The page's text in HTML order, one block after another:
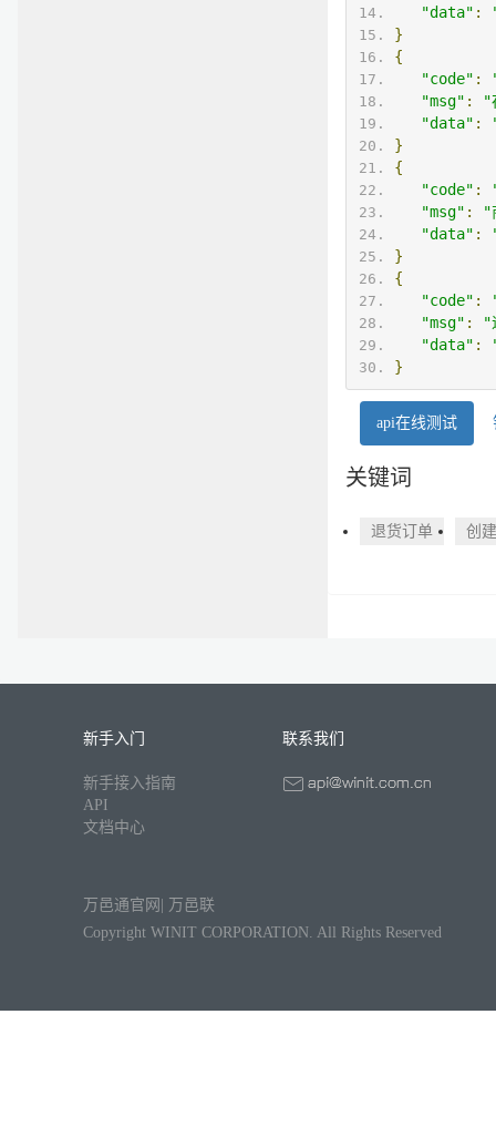
"data" :
}
{
"code" :
"msg" :
"
"data" :
}
{
"code" :
"msg" :
"
"data" :
}
{
"code" :
"msg" :
"
"data" :
}
api在线测试
关键词
退货订单 创
新手入门
新手接入指南
API
文档中心
联系我们
万邑通官网
万邑联
Copyright WINIT CORPORATION. All Rights Reserved